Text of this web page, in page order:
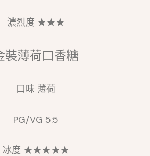
濃烈度 ★★★
裝薄荷口香糖
口味 薄荷
PG/VG 5:5
冰度 ★★★★★